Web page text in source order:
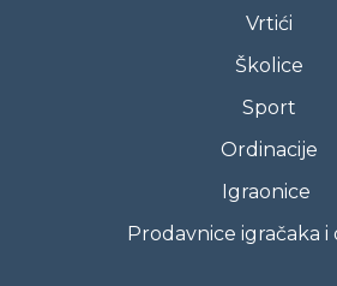
Vrtići
Školice
Sport
Ordinacije
Igraonice
Prodavnice igračaka i